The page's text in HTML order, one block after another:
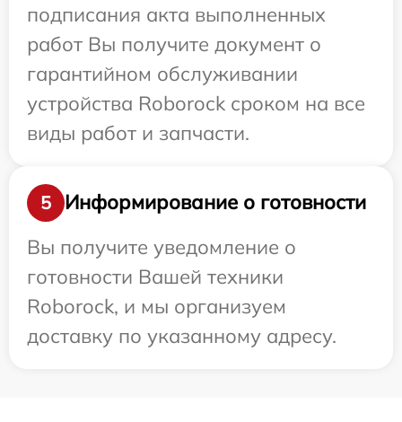
подписания акта выполненных
работ Вы получите документ о
гарантийном обслуживании
устройства Roborock сроком на все
виды работ и запчасти.
5
Информирование о готовности
Вы получите уведомление о
готовности Вашей техники
Roborock, и мы организуем
доставку по указанному адресу.